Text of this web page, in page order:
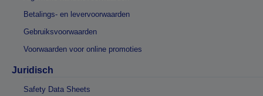
Betalings- en levervoorwaarden
Gebruiksvoorwaarden
Voorwaarden voor online promoties
Juridisch
Safety Data Sheets